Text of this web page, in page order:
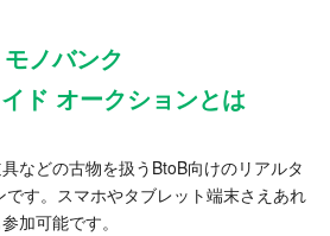
モノバンク
ド オークションとは
などの古物を扱うBtoB向けのリアルタ
す。スマホやタブレット端末さえあれ
加可能です。